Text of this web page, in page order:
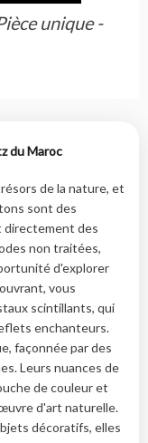
unique -
du Maroc
de la nature, et
sont des
directement des
non traitées,
d'explorer
vous
scintillants, qui
enchanteurs.
façonnée par des
Leurs nuances de
de couleur et
d'art naturelle.
décoratifs, elles